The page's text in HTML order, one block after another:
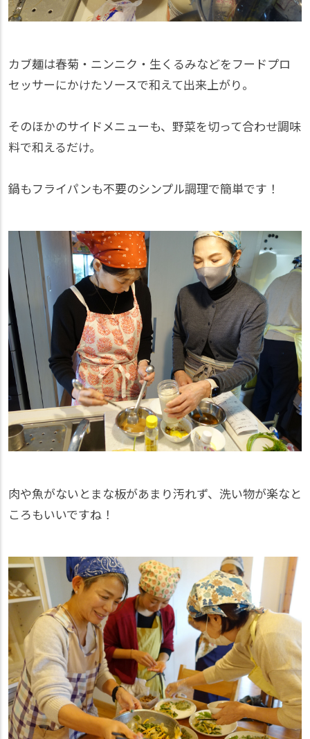
カブ麺は春菊・ニンニク・生くるみなどをフードプロ
セッサーにかけたソースで和えて出来上がり。
そのほかのサイドメニューも、野菜を切って合わせ調味
料で和えるだけ。
鍋もフライパンも不要のシンプル調理で簡単です！
肉や魚がないとまな板があまり汚れず、洗い物が楽なと
ころもいいですね！